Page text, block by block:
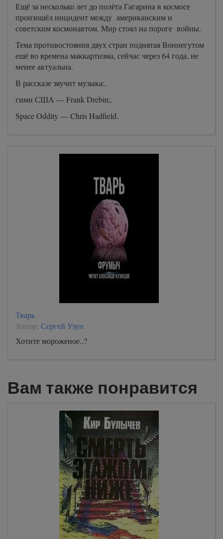
Ещё за несколько лет до полёта Гагарина в космосе
произошёл инцидент между американским и
советским космонавтом. Мир стоял на пороге войны.
Тема противостояния двух стран поднятая Воннегутом
ешё во времена маккартизма, сейчас через 64 года, не
менее актуальна.
В рассказе звучит музыка:.
гимн США — Frank Drebin;.
Space Oddity — Chris Hadfield.
Тварь
Автор: Сергей Узун
Хотите мороженое..?
Вам также понравится